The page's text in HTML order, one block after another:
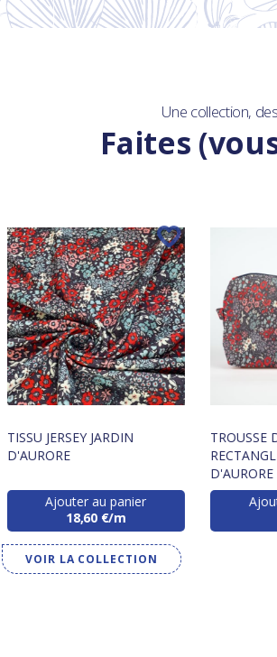
Une collection,
Faites
TISSU JERSEY JARDIN
D'AURORE
Ajouter au panier
18,60 €/m
TROUSSE
D'AURORE
VOIR LA COLLECTION